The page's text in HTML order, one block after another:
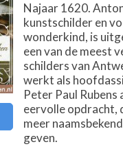
Najaar 1620.
kunstschilder en
wonderkind, is
een van de meest
schilders van
werkt als
Peter Paul Rubens
eervolle opdracht,
meer
geven.